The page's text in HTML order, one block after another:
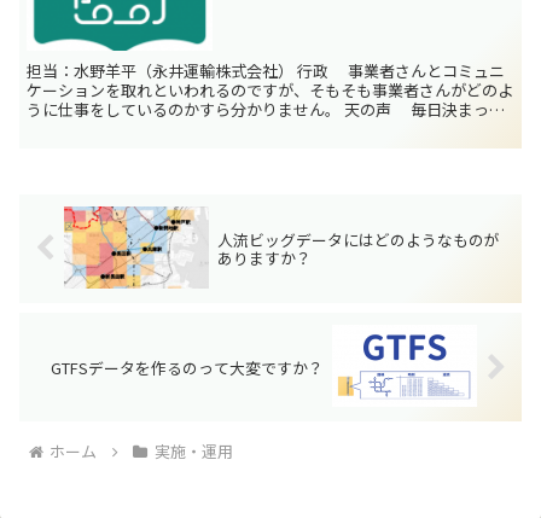
担当：水野羊平（永井運輸株式会社） 行政 事業者さんとコミュニ
ケーションを取れといわれるのですが、そもそも事業者さんがどのよ
うに仕事をしているのかすら分かりません。 天の声 毎日決まった
人流ビッグデータにはどのようなものが
ありますか？
GTFSデータを作るのって大変ですか？
ホーム 実施・運用